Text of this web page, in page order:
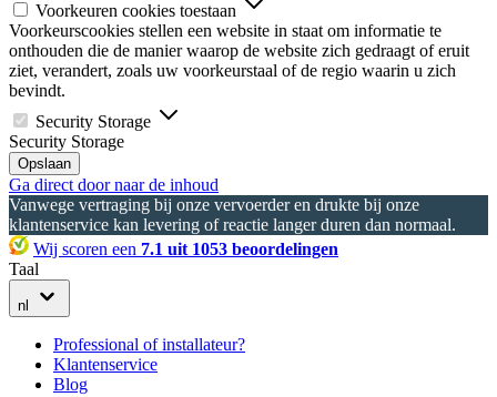
Voorkeuren cookies toestaan
Voorkeurscookies stellen een website in staat om informatie te
onthouden die de manier waarop de website zich gedraagt of eruit
ziet, verandert, zoals uw voorkeurstaal of de regio waarin u zich
bevindt.
Security Storage
Security Storage
Opslaan
Ga direct door naar de inhoud
Vanwege vertraging bij onze vervoerder en drukte bij onze
klantenservice kan levering of reactie langer duren dan normaal.
Wij scoren een 7.1 uit 1053 beoordelingen
Taal
nl
Professional of installateur?
Klantenservice
Blog